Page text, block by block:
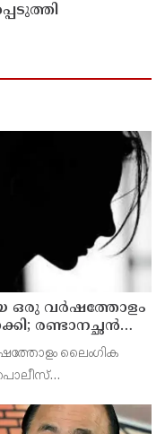
ഒരു വര്‍ഷത്തോളം
രണ്ടാനച്ഛൻ
ലൈംഗിക
പൊലീസ്
കേസ്